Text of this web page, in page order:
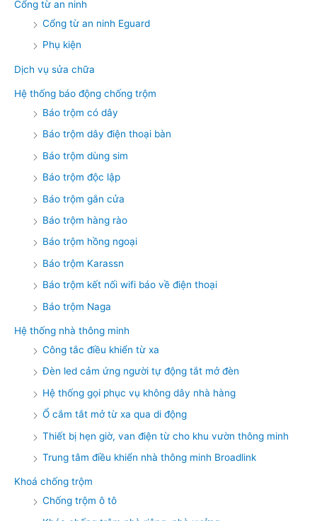
Cổng từ an ninh
Cổng từ an ninh Eguard
Phụ kiện
Dịch vụ sửa chữa
Hệ thống báo động chống trộm
Báo trộm có dây
Báo trộm dây điện thoại bàn
Báo trộm dùng sim
Báo trộm độc lập
Báo trộm gắn cửa
Báo trộm hàng rào
Báo trộm hồng ngoại
Báo trộm Karassn
Báo trộm kết nối wifi báo về điện thoại
Báo trộm Naga
Hệ thống nhà thông minh
Công tắc điều khiển từ xa
Đèn led cảm ứng người tự động tắt mở đèn
Hệ thống gọi phục vụ không dây nhà hàng
Ổ cắm tắt mở từ xa qua di động
Thiết bị hẹn giờ, van điện từ cho khu vườn thông minh
Trung tâm điều khiển nhà thông minh Broadlink
Khoá chống trộm
Chống trộm ô tô